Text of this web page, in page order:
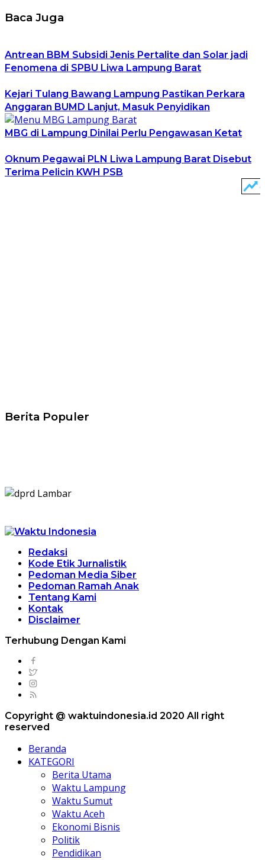
Baca Juga
Antrean BBM Subsidi Jenis Pertalite dan Solar jadi
Fenomena di SPBU Liwa Lampung Barat
Kejari Tulang Bawang Lampung Pastikan Perkara
Anggaran BUMD Lanjut, Masuk Penyidikan
MBG di Lampung Dinilai Perlu Pengawasan Ketat
Oknum Pegawai PLN Liwa Lampung Barat Disebut
Terima Pelicin KWH PSB
Berita Populer
Redaksi
Kode Etik Jurnalistik
Pedoman Media Siber
Pedoman Ramah Anak
Tentang Kami
Kontak
Disclaimer
Terhubung Dengan Kami
Copyright @ waktuindonesia.id 2020 All right
reserved
Beranda
KATEGORI
Berita Utama
Waktu Lampung
Waktu Sumut
Waktu Aceh
Ekonomi Bisnis
Politik
Pendidikan